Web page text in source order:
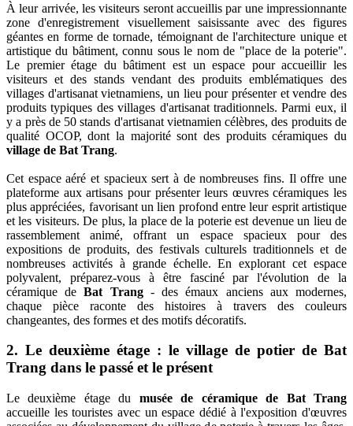
À leur arrivée, les visiteurs seront accueillis par une impressionnante
zone d'enregistrement visuellement saisissante avec des figures
géantes en forme de tornade, témoignant de l'architecture unique et
artistique du bâtiment, connu sous le nom de "place de la poterie".
Le premier étage du bâtiment est un espace pour accueillir les
visiteurs et des stands vendant des produits emblématiques des
villages d'artisanat vietnamiens, un lieu pour présenter et vendre des
produits typiques des villages d'artisanat traditionnels. Parmi eux, il
y a près de 50 stands d'artisanat vietnamien célèbres, des produits de
qualité OCOP, dont la majorité sont des produits céramiques du
village de Bat Trang.
Cet espace aéré et spacieux sert à de nombreuses fins. Il offre une
plateforme aux artisans pour présenter leurs œuvres céramiques les
plus appréciées, favorisant un lien profond entre leur esprit artistique
et les visiteurs. De plus, la place de la poterie est devenue un lieu de
rassemblement animé, offrant un espace spacieux pour des
expositions de produits, des festivals culturels traditionnels et de
nombreuses activités à grande échelle. En explorant cet espace
polyvalent, préparez-vous à être fasciné par l'évolution de la
céramique deBat Trang- des émaux anciens aux modernes,
chaque pièce raconte des histoires à travers des couleurs
changeantes, des formes et des motifs décoratifs.
2. Le deuxième étage : le village de potier de Bat
Trang dans le passé et le présent
Le deuxième étage du musée de céramique de Bat Trang
accueille les touristes avec un espace dédié à l'exposition d'œuvres